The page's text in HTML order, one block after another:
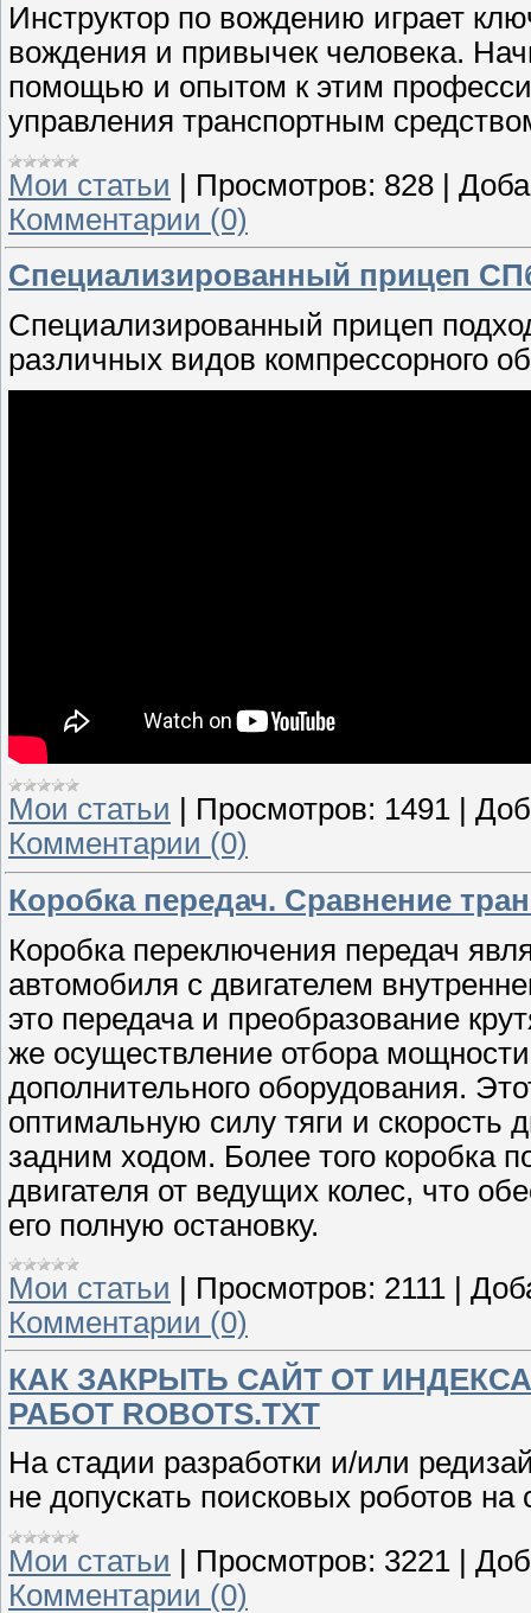
Инструктор по вождению играет
вождения и привычек человека.
помощью и опытом к этим
управления транспортным
Мои статьи
Просмотров: 828
Комментарии (0)
Специализированный прицеп
Специализированный прицеп
различных видов компрессорного
Мои статьи Просмотров: 1491
Комментарии (0)
Коробка передач. Сравнение
Коробка переключения передач
автомобиля с двигателем
это передача и преобразование
же осуществление отбора мощности
дополнительного оборудования.
оптимальную силу тяги и скорость
задним ходом. Более того коробка
двигателя от ведущих колес, что
его полную остановку.
Мои статьи
Просмотров: 2111
Комментарии (0)
КАК ЗАКРЫТЬ САЙТ ОТ
РАБОТ ROBOTS.TXT
На стадии разработки и/или
не допускать поисковых роботов на
Мои статьи
Просмотров: 3221
Комментарии (0)